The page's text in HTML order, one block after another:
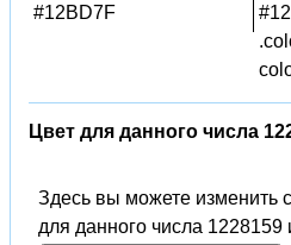
#12BD7F
Цвет для данного числа
Здесь вы можете изменить
для данного числа 1228159